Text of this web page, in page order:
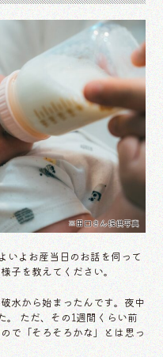
※田口さん提供写真
よお産当日のお話を伺って
子を教えてください。
水から始まったんです。夜中
。 ただ、その1週間くらい前
で「そろそろかな」とは思っ